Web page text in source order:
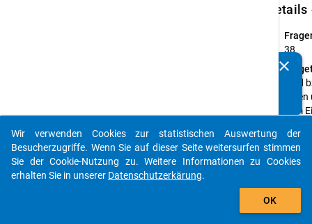
Details
38
Wird
vom
clear
auto_stories
add_shopping_cart
Wir verwenden Cookies zur statistischen Auswertung der
Besucherzugriffe. Wenn Sie auf dieser Seite weitersurfen stimmen
Sie der Cookie-Nutzung zu. Weitere Informationen zu Cookies
erhalten Sie in unserer Datenschutzerkärung.
OK